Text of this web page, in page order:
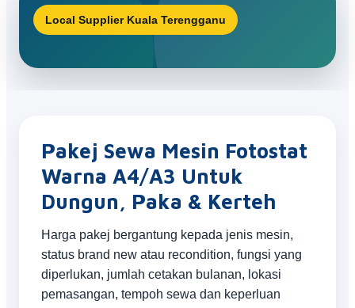
Local Supplier Kuala Terengganu
Pakej Sewa Mesin Fotostat
Warna A4/A3 Untuk
Dungun, Paka & Kerteh
Harga pakej bergantung kepada jenis mesin,
status brand new atau recondition, fungsi yang
diperlukan, jumlah cetakan bulanan, lokasi
pemasangan, tempoh sewa dan keperluan